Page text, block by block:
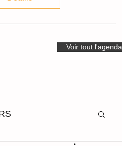
Voir tout l'agenda